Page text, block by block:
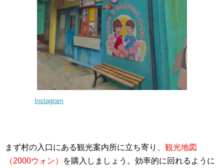
Instagram
まず村の入口にある観光案内所に立ち寄り、 観光地図
（2000ウォン）
を購入しましょう。効率的に回れるように